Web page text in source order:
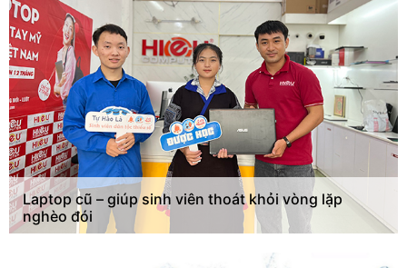
Laptop cũ – giúp sinh viên thoát khỏi vòng lặp
nghèo đói